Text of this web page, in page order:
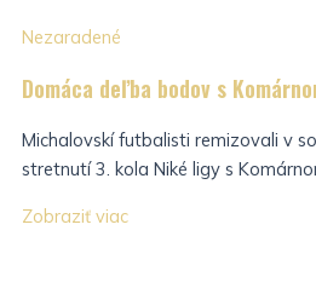
Nezaradené
Domáca deľba bodov s
Michalovskí futbalisti remizovali v
stretnutí 3. kola Niké ligy s
Zobraziť viac